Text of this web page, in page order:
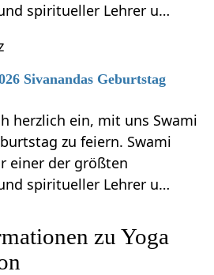
spiritueller Lehrer u…
Sivanandas Geburtstag
herzlich ein, mit uns Swami
zu feiern. Swami
einer der größten
spiritueller Lehrer u…
zu Yoga